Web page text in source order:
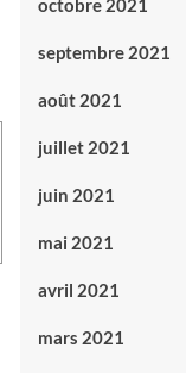
octobre 2021
septembre 2021
août 2021
juillet 2021
juin 2021
mai 2021
avril 2021
mars 2021